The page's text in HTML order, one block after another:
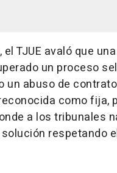
el TJUE avaló que
un proceso
un abuso de
como fija,
a los tribunales
respetando